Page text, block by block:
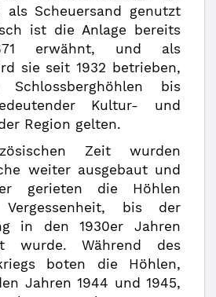
als Scheuersand genutzt
ist die Anlage bereits
erwähnt, und als
sie seit 1932 betrieben,
bis
Kultur- und
Region gelten.
Zeit wurden
weiter ausgebaut und
gerieten die Höhlen
bis der
in den 1930er Jahren
wurde. Während des
boten die Höhlen,
Jahren 1944 und 1945,